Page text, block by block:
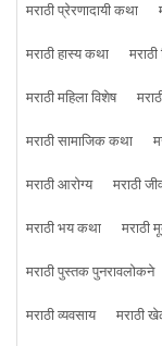
मराठी प्रेरणादायी कथा
मराठी हास्य कथा
मराठी महिला विशेष
मराठी सामाजिक कथा
मराठी आरोग्य
मराठी
मराठी भय कथा
मराठी
मराठी पुस्तक पुनरावलोकने
मराठी व्यवसाय
मराठी